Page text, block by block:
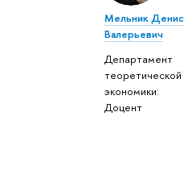
Мельник Денис
Валерьевич
Департамент
теоретической
экономики:
Доцент